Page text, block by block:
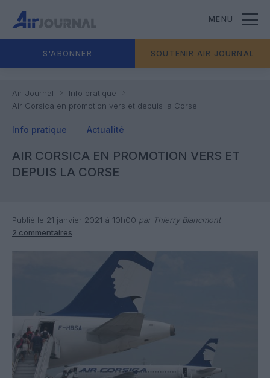
MENU
S'ABONNER SOUTENIR AIR JOURNAL
Air Journal
Info pratique
Air Corsica en promotion vers et depuis la Corse
Info pratique Actualité
AIR CORSICA EN PROMOTION VERS ET
DEPUIS LA CORSE
Publié le 21 janvier 2021 à 10h00 par Thierry Blancmont
2 commentaires